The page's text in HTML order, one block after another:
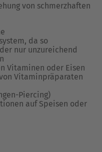
von schmerzhaften
da so
nur unzureichend
Vitaminen oder Eisen
Vitaminpräparaten
Piercing)
auf Speisen oder